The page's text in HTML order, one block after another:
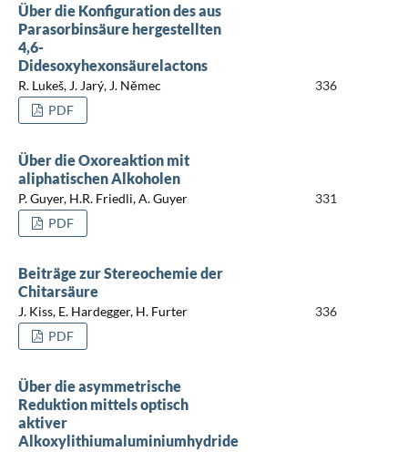
Über die Konfiguration des aus
Parasorbinsäure hergestellten
4,6-
Didesoxyhexonsäurelactons
R. Lukeš, J. Jarý, J. Němec
336
PDF
Über die Oxoreaktion mit
aliphatischen Alkoholen
P. Guyer, H.R. Friedli, A. Guyer
331
PDF
Beiträge zur Stereochemie der
Chitarsäure
J. Kiss, E. Hardegger, H. Furter
336
PDF
Über die asymmetrische
Reduktion mittels optisch
aktiver
Alkoxylithiumaluminiumhydride